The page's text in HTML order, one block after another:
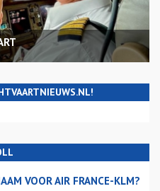
VOOR AIR FRANCE-KLM?